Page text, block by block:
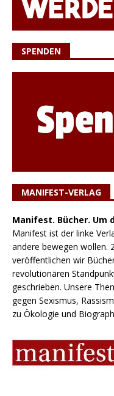
SPENDEN
MANIFEST-VERLAG
Manifest. Bücher. Um
Manifest ist der linke
andere bewegen wollen.
veröffentlichen wir
revolutionären
geschrieben. Unsere
gegen Sexismus,
zu Ökologie und